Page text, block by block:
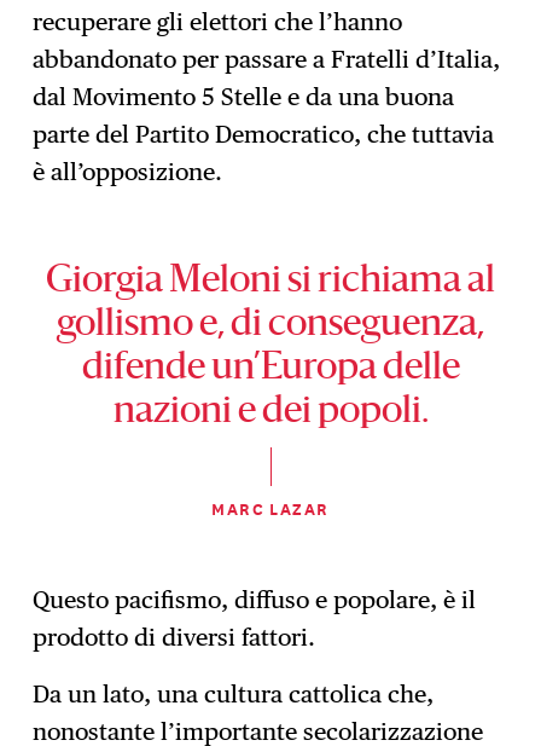
recuperare gli elettori che l’hanno
abbandonato per passare a Fratelli d’Italia,
dal Movimento 5 Stelle e da una buona
parte del Partito Democratico, che tuttavia
è all’opposizione.
Giorgia Meloni si richiama al
gollismo e, di conseguenza,
difende un’Europa delle
nazioni e dei popoli.
MARC LAZAR
Questo pacifismo, diffuso e popolare, è il
prodotto di diversi fattori.
Da un lato, una cultura cattolica che,
nonostante l’importante secolarizzazione